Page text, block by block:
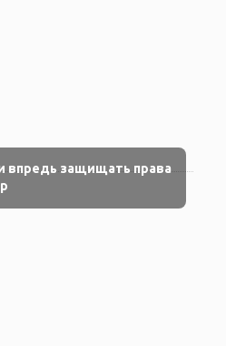
впредь защищать права